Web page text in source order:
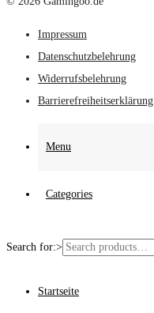
Impressum
Datenschutzbelehrung
Widerrufsbelehrung
Barrierefreiheitserklärung
Menu
Categories
Search for:>
Startseite